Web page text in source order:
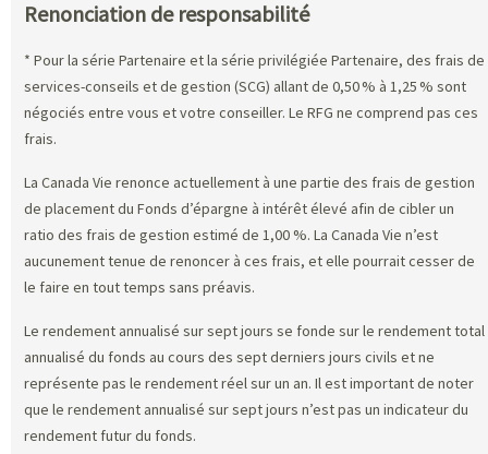
Renonciation de responsabilité
* Pour la série Partenaire et la série privilégiée Partenaire, des frais de
services-conseils et de gestion (SCG) allant de 0,50 % à 1,25 % sont
négociés entre vous et votre conseiller. Le RFG ne comprend pas ces
frais.
La Canada Vie renonce actuellement à une partie des frais de gestion
de placement du Fonds d’épargne à intérêt élevé afin de cibler un
ratio des frais de gestion estimé de 1,00 %. La Canada Vie n’est
aucunement tenue de renoncer à ces frais, et elle pourrait cesser de
le faire en tout temps sans préavis.
Le rendement annualisé sur sept jours se fonde sur le rendement total
annualisé du fonds au cours des sept derniers jours civils et ne
représente pas le rendement réel sur un an. Il est important de noter
que le rendement annualisé sur sept jours n’est pas un indicateur du
rendement futur du fonds.